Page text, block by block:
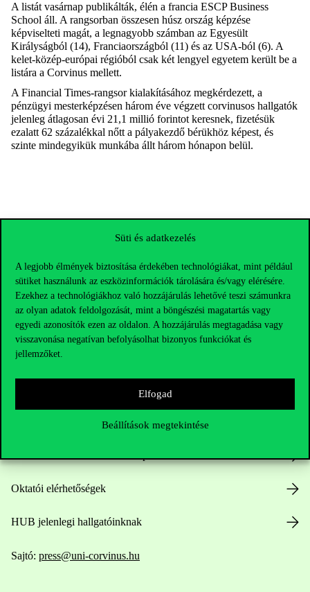
Süti és adatkezelés
A legjobb élmények biztosítása érdekében technológiákat, mint például
sütiket használunk az eszközinformációk tárolására és/vagy elérésére.
Ezekhez a technológiákhoz való hozzájárulás lehetővé teszi számunkra
az olyan adatok feldolgozását, mint a böngészési magatartás vagy
egyedi azonosítók ezen az oldalon. A hozzájárulás megtagadása vagy
visszavonása negatívan befolyásolhat bizonyos funkciókat és
jellemzőket.
Elfogad
Beállítások megtekintése
A listát vasárnap publikálták, élén a francia ESCP Business
School áll. A rangsorban összesen húsz ország képzése
képviselteti magát, a legnagyobb számban az Egyesült
Királyságból (14), Franciaországból (11) és az USA-ból (6). A
kelet-közép-európai régióból csak két lengyel egyetem került be a
listára a Corvinus mellett.
A Financial Times-rangsor kialakításához megkérdezett, a
pénzügyi mesterképzésen három éve végzett corvinusos hallgatók
jelenleg átlagosan évi 21,1 millió forintot keresnek, fizetésük
ezalatt 62 százalékkal nőtt a pályakezdő bérükhöz képest, és
szinte mindegyikük munkába állt három hónapon belül.
Elérhetőségek
+36 1 482 5000
Oktatói elérhetőségek
HUB jelenlegi hallgatóinknak
Sajtó: press@uni-corvinus.hu